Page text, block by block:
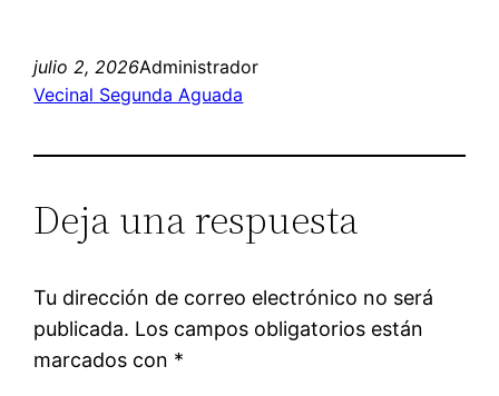
julio 2, 2026Administrador
Vecinal Segunda Aguada
Deja una respuesta
Tu dirección de correo electrónico no será
publicada. Los campos obligatorios están
marcados con *